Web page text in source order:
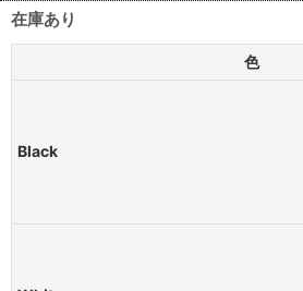
在庫あり
色
Black